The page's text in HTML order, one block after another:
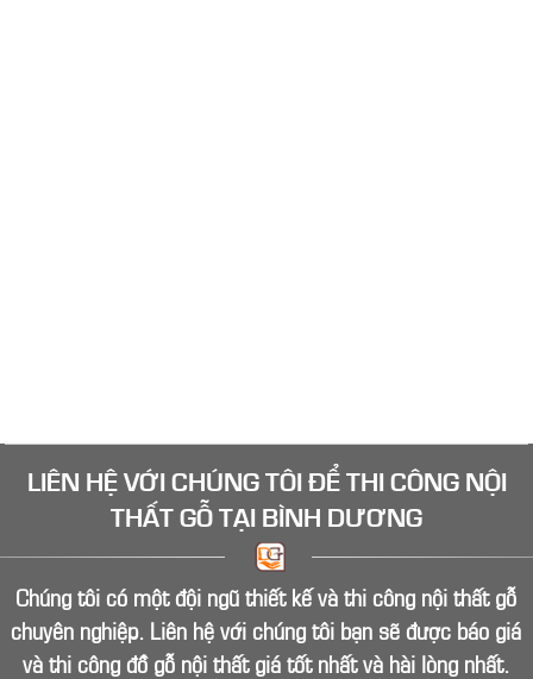
LIÊN HỆ VỚI CHÚNG TÔI ĐỂTHI CÔNG NỘI
THẤT GỖTẠI BÌNH DƯƠNG
Chúng tôi có một đội ngũ thiết kế và thi công nội thất gỗ
chuyên nghiệp. Liên hệ với chúng tôi bạn sẽ được báo giá
và thi công đồ gỗ nội thất giá tốt nhất và hài lòng nhất.